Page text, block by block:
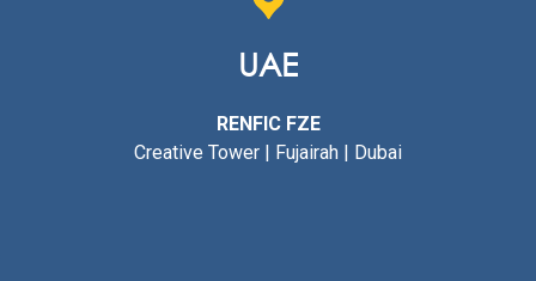
UAE
RENFIC FZE
Creative Tower | Fujairah | Dubai